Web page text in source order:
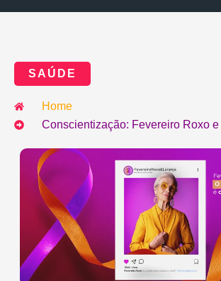
SAÚDE
Home
Conscientização: Fevereiro Roxo e